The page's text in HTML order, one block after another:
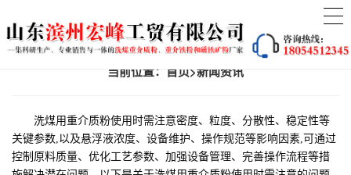
当前位置： 首页>新闻资讯
洗煤用重介质粉使用时需注意密度、粒度、分散性、稳定性等
关键参数,以及悬浮液浓度、设备维护、操作规范等影响因素,可通过
控制原料质量、优化工艺参数、加强设备管理、完善操作流程等措